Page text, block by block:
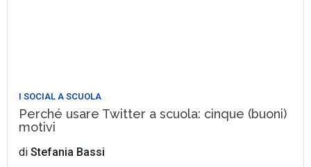
I SOCIAL A SCUOLA
Perché usare Twitter a scuola: cinque (buoni)
motivi
diStefania Bassi